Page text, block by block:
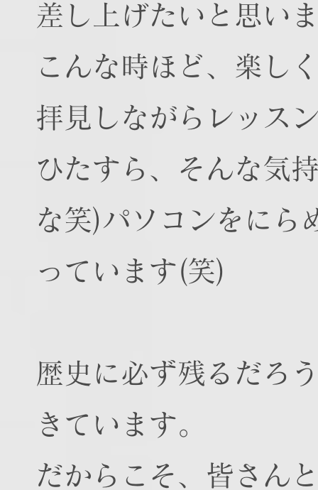
差し上げたいと思い
こんな時ほど、楽し
拝見しながらレッス
ひたすら、そんな気
な笑)パソコンをにら
っています(笑)
歴史に必ず残るだろ
きています。
だからこそ、皆さん